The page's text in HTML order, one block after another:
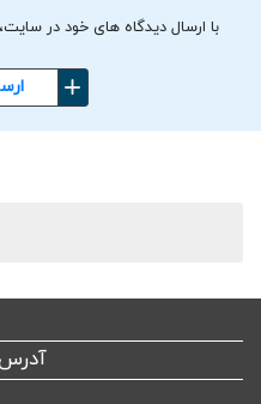
با ارسال دیدگاه های خود در